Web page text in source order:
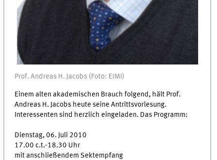
Prof. Andreas H. Jacobs (Foto: EIMI)
Einem alten akademischen Brauch folgend, hält Prof.
Andreas H. Jacobs heute seine Antrittsvorlesung.
Interessenten sind herzlich eingeladen. Das Programm:
Dienstag, 06. Juli 2010
17.00 c.t.-18.30 Uhr
mit anschließendem Sektempfang